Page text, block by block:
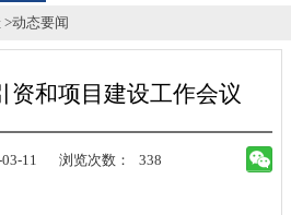
>动态要闻
资和项目建设工作会议
11 浏览次数： 338